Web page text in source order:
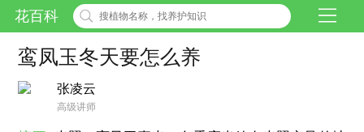
花百科
鸾凤玉冬天要怎么养
张凌云
高级讲师